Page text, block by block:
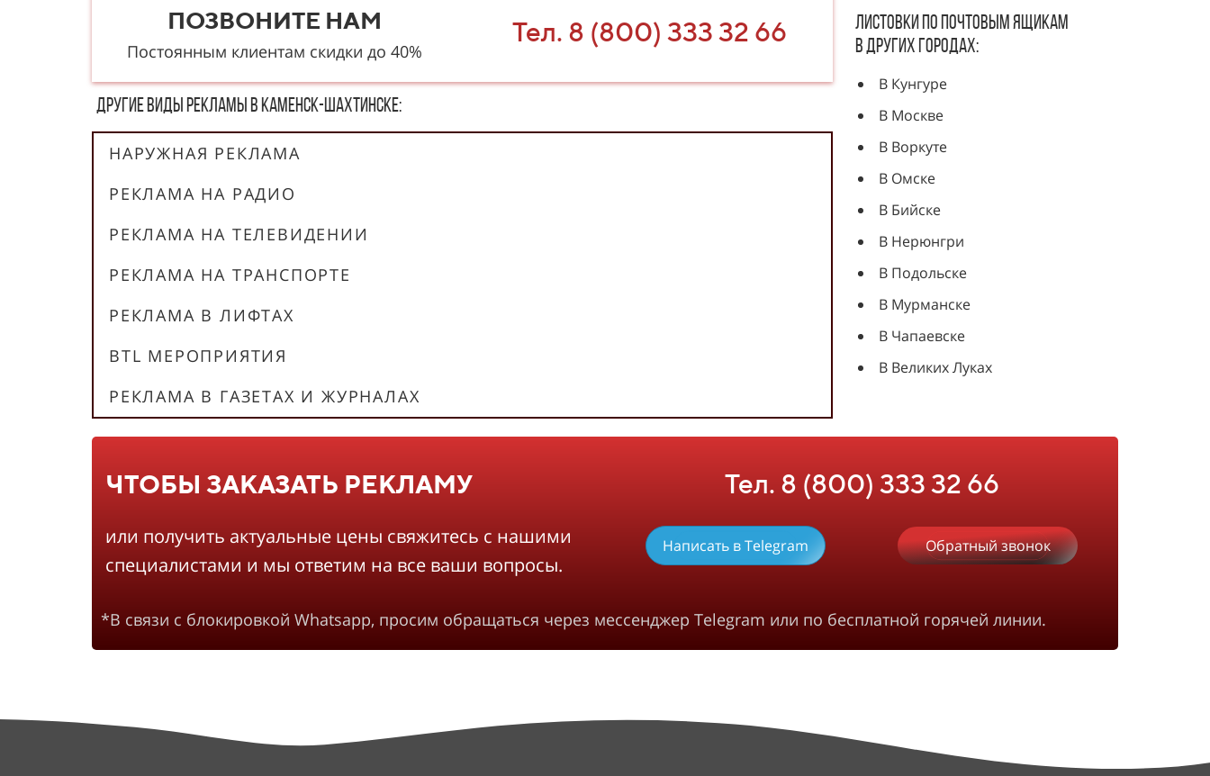
ПОЗВОНИТЕ НАМ
Постоянным клиентам скидки до 40%
Тел. 8 (800) 333 32 66
Другие в​​​​иды рекламы в Каменск-Шахтинске:
НАРУЖНАЯ РЕКЛАМА
РЕКЛАМА НА РАДИО
РЕКЛАМА НА ТЕЛЕВИДЕНИИ
РЕКЛАМА НА ТРАНСПОРТЕ
РЕКЛАМА В ЛИФТАХ
BTL МЕРОПРИЯТИЯ
РЕКЛАМА В ГАЗЕТАХ И ЖУРНАЛАХ
Листовки по почтовым ящикам
в других городах:
В Кунгуре
В Москве
В Воркуте
В Омске
В Бийске
В Нерюнгри
В Подольске
В Мурманске
В Чапаевске
В Великих Луках
ЧТОБЫ ЗАКАЗАТЬ РЕКЛАМУ
или получить актуальные цены свяжитесь с нашими
специалистами и мы ответим на все ваши вопросы.
Тел. 8 (800) 333 32 66
Написать в Telegram Обратный звонок
*В связи с блокировкой Whatsapp, просим обращаться через мессенджер Telegram или по бесплатной горячей линии.